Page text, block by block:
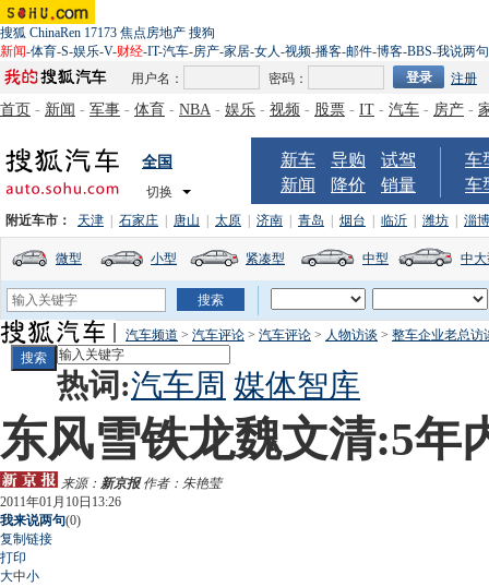
搜狐 ChinaRen 17173 焦点房地产 搜狗
新闻-体育-S-娱乐-V-财经-IT-汽车-房产-家居-女人-视频-播客-邮件-博客-BBS-我说两句
用户名：
密码： 注册
首页 - 新闻 - 军事 - 体育 - NBA - 娱乐 - 视频 - 股票 - IT - 汽车 - 房产 -
全国
切换
新车 导购
试驾
新闻
降价 销量
车
车
附近车市： 天津 石家庄 唐山 太原 济南 青岛 烟台 临沂 潍坊 淄博
微型 小型 紧凑型 中型 中
汽车频道 > 汽车评论 > 汽车评论 > 人物访谈 > 整车企业老总访
热词:汽车周 媒体智库
东风雪铁龙魏文清:5年
来源：新京报作者：朱艳莹
2011年01月10日13:26
我来说两句(0)
复制链接
打印
大中小